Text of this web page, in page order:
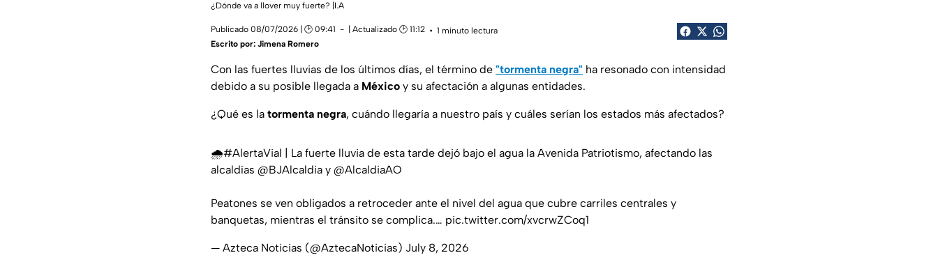
¿Dónde va a llover muy fuerte? |I.A
Publicado 08/07/2026 | 🕑 09:41 | Actualizado 🕑 11:12
1 minuto lectura
Escrito por: Jimena Romero
Con las fuertes lluvias de los últimos días, el término de "tormenta negra" ha resonado con intensidad
debido a su posible llegada a México y su afectación a algunas entidades.
¿Qué es la tormenta negra, cuándo llegaría a nuestro país y cuáles serían los estados más afectados?
🌧️#AlertaVial | La fuerte lluvia de esta tarde dejó bajo el agua la Avenida Patriotismo, afectando las
alcaldías @BJAlcaldia y @AlcaldiaAO
Peatones se ven obligados a retroceder ante el nivel del agua que cubre carriles centrales y
banquetas, mientras el tránsito se complica.… pic.twitter.com/xvcrwZCoq1
— Azteca Noticias (@AztecaNoticias) July 8, 2026